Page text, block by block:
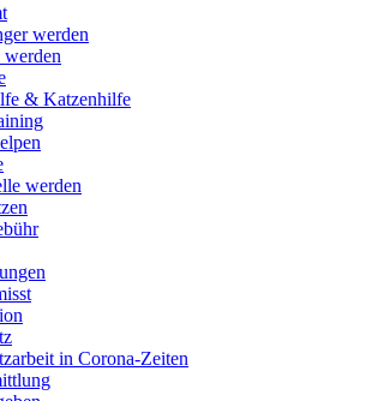
werden
werden
& Katzenhilfe
werden
in Corona-Zeiten